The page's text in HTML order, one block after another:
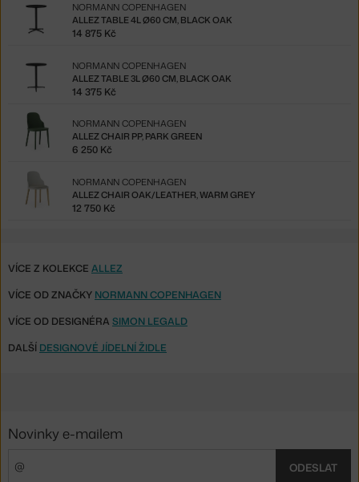
ALLEZ TABLE 4L Ø60 CM, BLACK OAK
NORMANN COPENHAGEN
14 875 Kč
ALLEZ TABLE 3L Ø60 CM, BLACK OAK
NORMANN COPENHAGEN
14 375 Kč
ALLEZ CHAIR PP, PARK GREEN
NORMANN COPENHAGEN
6 250 Kč
ALLEZ CHAIR OAK/LEATHER, WARM GREY
NORMANN COPENHAGEN
12 750 Kč
VÍCE Z KOLEKCE ALLEZ
VÍCE OD ZNAČKY NORMANN COPENHAGEN
VÍCE OD DESIGNÉRA SIMON LEGALD
DALŠÍ DESIGNOVÉ JÍDELNÍ ŽIDLE
Novinky e-mailem
ODESLAT